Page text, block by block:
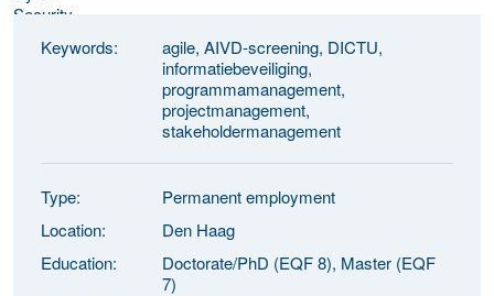
Keywords:
agile, AIVD-screening, DICTU,
informatiebeveiliging,
programmamanagement,
projectmanagement,
stakeholdermanagement
Type:
Permanent employment
Location:
Den Haag
Education:
Doctorate/PhD (EQF 8), Master (EQF
7)